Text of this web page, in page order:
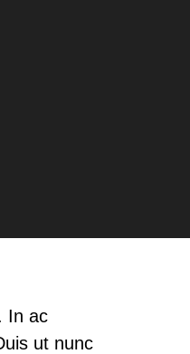
In ac
ut nunc